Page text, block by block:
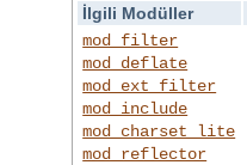
İlgili Modüller
mod_filter
mod_deflate
mod_ext_filter
mod_include
mod_charset_lite
mod_reflector